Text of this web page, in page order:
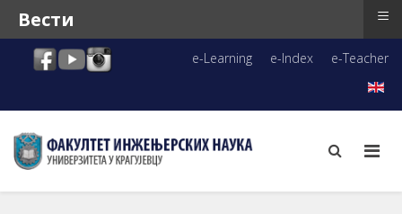
e-Learning e-Index e-Teacher
Вести ≡